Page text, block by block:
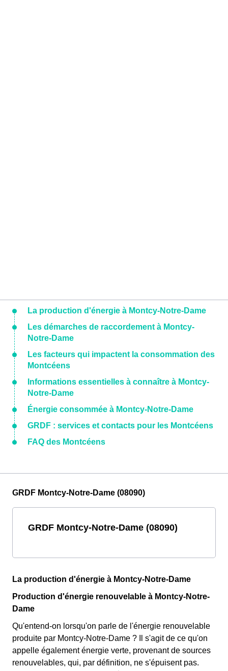
La production d'énergie à Montcy-Notre-Dame
Les démarches de raccordement à Montcy-
Notre-Dame
Les facteurs qui impactent la consommation des
Montcéens
Informations essentielles à connaître à Montcy-
Notre-Dame
Énergie consommée à Montcy-Notre-Dame
GRDF : services et contacts pour les Montcéens
FAQ des Montcéens
GRDF Montcy-Notre-Dame (08090)
GRDF Montcy-Notre-Dame (08090)
La production d'énergie à Montcy-Notre-Dame
Production d'énergie renouvelable à Montcy-Notre-
Dame
Qu'entend-on lorsqu'on parle de l'énergie renouvelable
produite par Montcy-Notre-Dame ? Il s'agit de ce qu'on
appelle également énergie verte, provenant de sources
renouvelables, qui, par définition, ne s'épuisent pas.